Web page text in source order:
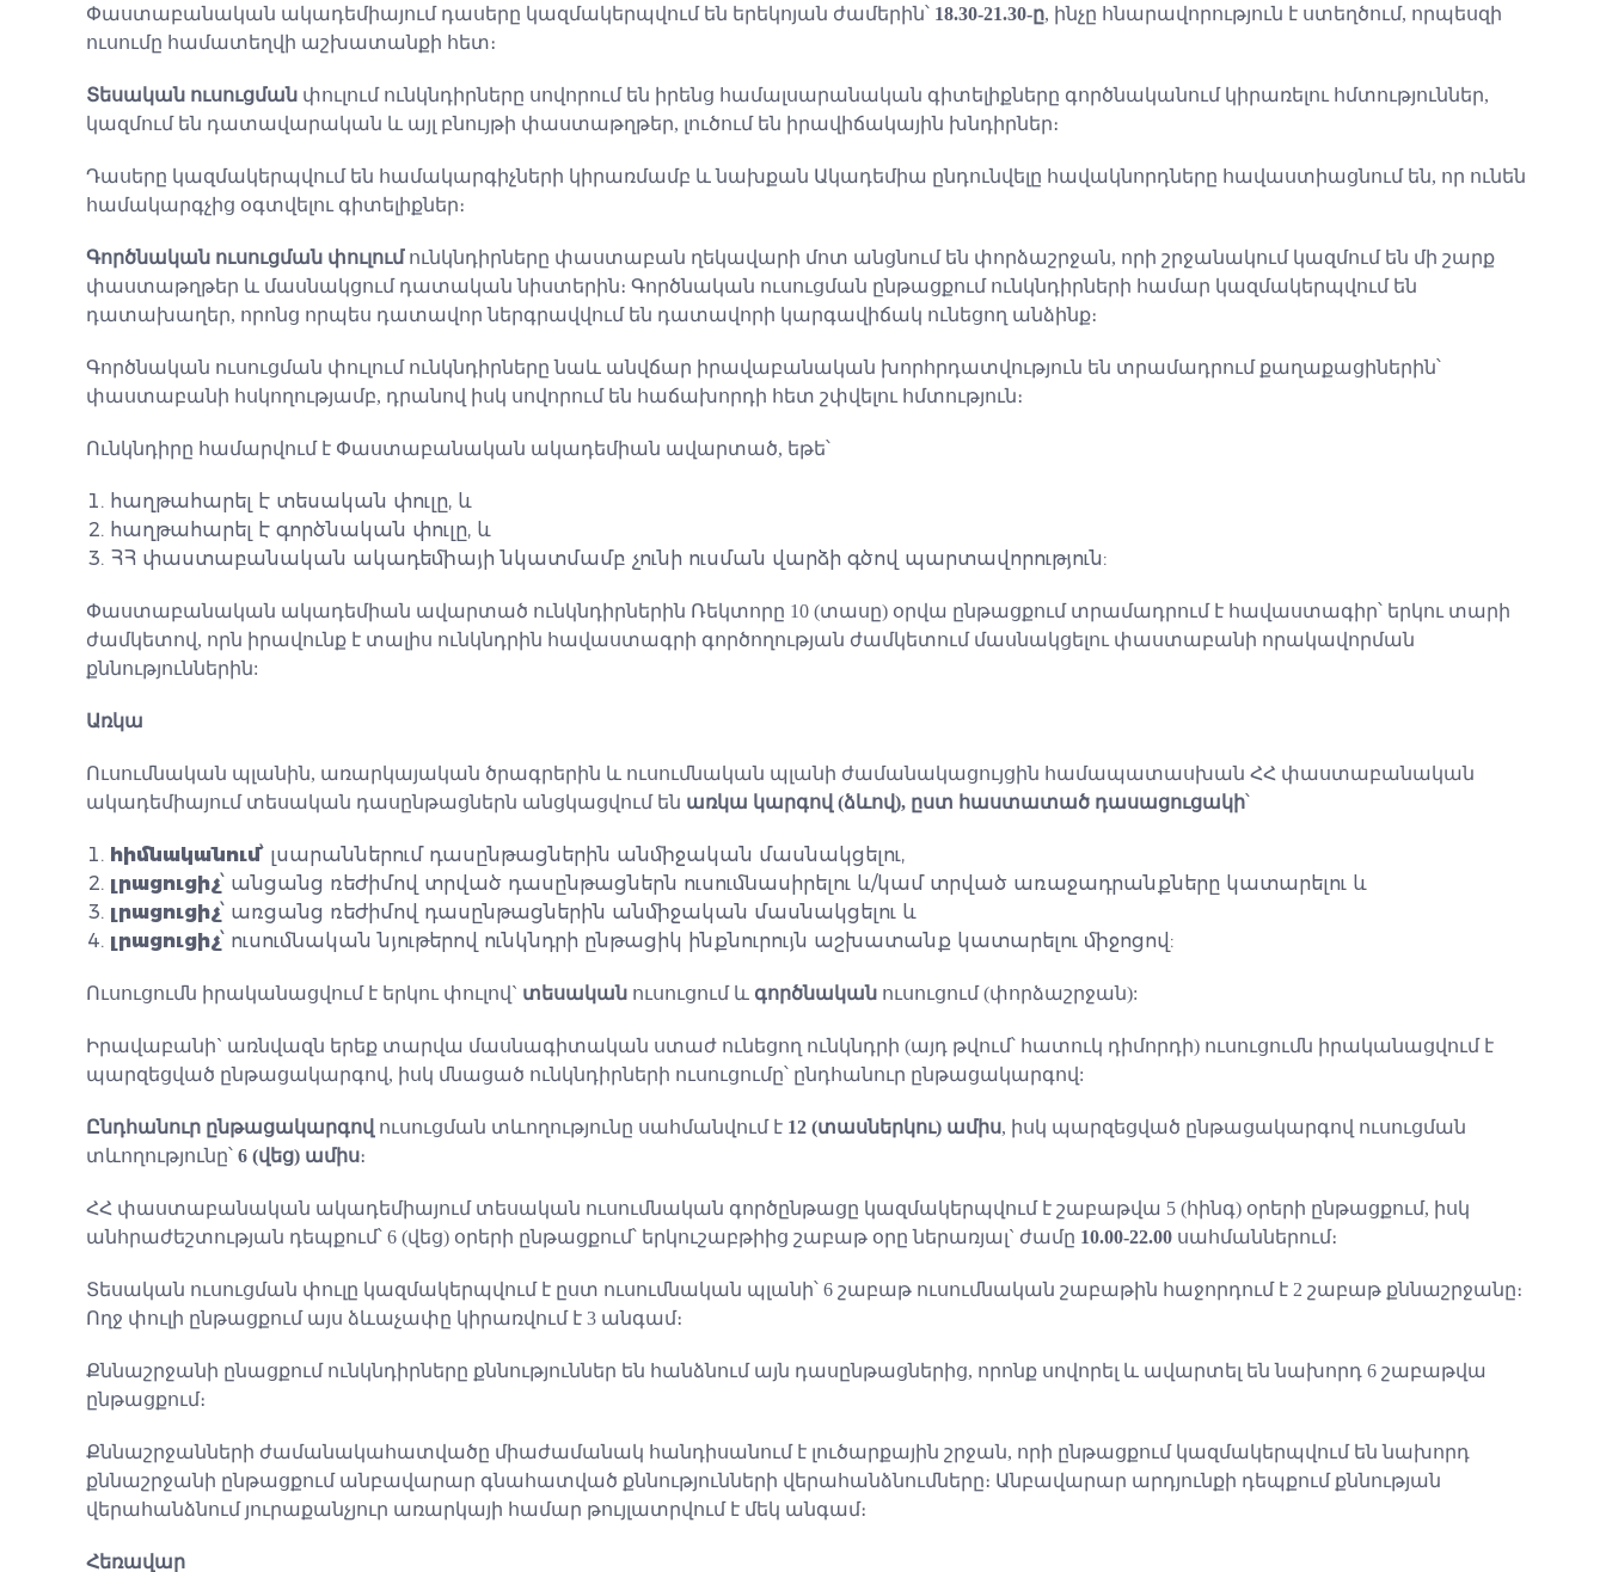
Փաստաբանական ակադեմիայում դասերը կազմակերպվում են երեկոյան ժամերին՝ 18.30-21.30-ը, ինչը հնարավորություն է ստեղծում, որպեսզի
ուսումը համատեղվի աշխատանքի հետ։
Տեսական ուսուցման փուլում ունկնդիրները սովորում են իրենց համալսարանական գիտելիքները գործնականում կիրառելու հմտություններ,
կազմում են դատավարական և այլ բնույթի փաստաթղթեր, լուծում են իրավիճակային խնդիրներ։
Դասերը կազմակերպվում են համակարգիչների կիրառմամբ և նախքան Ակադեմիա ընդունվելը հավակնորդները հավաստիացնում են, որ ունեն
համակարգչից օգտվելու գիտելիքներ։
Գործնական ուսուցման փուլումունկնդիրները փաստաբան ղեկավարի մոտ անցնում են փորձաշրջան, որի շրջանակում կազմում են մի շարք
փաստաթղթեր և մասնակցում դատական նիստերին։ Գործնական ուսուցման ընթացքում ունկնդիրների համար կազմակերպվում են
դատախաղեր, որոնց որպես դատավոր ներգրավվում են դատավորի կարգավիճակ ունեցող անձինք։
Գործնական ուսուցման փուլում ունկնդիրները նաև անվճար իրավաբանական խորհրդատվություն են տրամադրում քաղաքացիներին՝
փաստաբանի հսկողությամբ, դրանով իսկ սովորում են հաճախորդի հետ շփվելու հմտություն։
Ունկնդիրը համարվում է Փաստաբանական ակադեմիան ավարտած, եթե՝
հաղթահարել է տեսական փուլը, և
հաղթահարել է գործնական փուլը, և
ՀՀ փաստաբանական ակադեմիայի նկատմամբ չունի ուսման վարձի գծով պարտավորություն:
Փաստաբանական ակադեմիան ավարտած ունկնդիրներին Ռեկտորը 10 (տասը) օրվա ընթացքում տրամադրում է հավաստագիր՝ երկու տարի
ժամկետով, որն իրավունք է տալիս ունկնդրին հավաստագրի գործողության ժամկետում մասնակցելու փաստաբանի որակավորման
քննություններին:
Առկա
Ուսումնական պլանին, առարկայական ծրագրերին և ուսումնական պլանի ժամանակացույցին համապատասխան ՀՀ փաստաբանական
ակադեմիայում տեսական դասընթացներն անցկացվում են առկա կարգով (ձևով), ըստ հաստատած դասացուցակի՝
հիմնականում՝ լսարաններում դասընթացներին անմիջական մասնակցելու,
լրացուցիչ՝ անցանց ռեժիմով տրված դասընթացներն ուսումնասիրելու և/կամ տրված առաջադրանքները կատարելու և
լրացուցիչ՝ առցանց ռեժիմով դասընթացներին անմիջական մասնակցելու և
լրացուցիչ՝ ուսումնական նյութերով ունկնդրի ընթացիկ ինքնուրույն աշխատանք կատարելու միջոցով:
Ուսուցումն իրականացվում է երկու փուլով` տեսական ուսուցում և գործնական ուսուցում (փորձաշրջան):
Իրավաբանի` առնվազն երեք տարվա մասնագիտական ստաժ ունեցող ունկնդրի (այդ թվում՝ հատուկ դիմորդի) ուսուցումն իրականացվում է
պարզեցված ընթացակարգով, իսկ մնացած ունկնդիրների ուսուցումը՝ ընդհանուր ընթացակարգով:
Ընդհանուր ընթացակարգով ուսուցման տևողությունը սահմանվում է 12 (տասներկու) ամիս, իսկ պարզեցված ընթացակարգով ուսուցման
տևողությունը՝ 6 (վեց) ամիս։
ՀՀ փաստաբանական ակադեմիայում տեսական ուսումնական գործընթացը կազմակերպվում է շաբաթվա 5 (հինգ) օրերի ընթացքում, իսկ
անհրաժեշտության դեպքում՝ 6 (վեց) օրերի ընթացքում՝ երկուշաբթիից շաբաթ օրը ներառյալ` ժամը 10.00-22.00 սահմաններում։
Տեսական ուսուցման փուլը կազմակերպվում է ըստ ուսումնական պլանի՝ 6 շաբաթ ուսումնական շաբաթին հաջորդում է 2 շաբաթ քննաշրջանը։
Ողջ փուլի ընթացքում այս ձևաչափը կիրառվում է 3 անգամ։
Քննաշրջանի ընացքում ունկնդիրները քննություններ են հանձնում այն դասընթացներից, որոնք սովորել և ավարտել են նախորդ 6 շաբաթվա
ընթացքում։
Քննաշրջանների ժամանակահատվածը միաժամանակ հանդիսանում է լուծարքային շրջան, որի ընթացքում կազմակերպվում են նախորդ
քննաշրջանի ընթացքում անբավարար գնահատված քննությունների վերահանձնումները։ Անբավարար արդյունքի դեպքում քննության
վերահանձնում յուրաքանչյուր առարկայի համար թույլատրվում է մեկ անգամ։
Հեռավար